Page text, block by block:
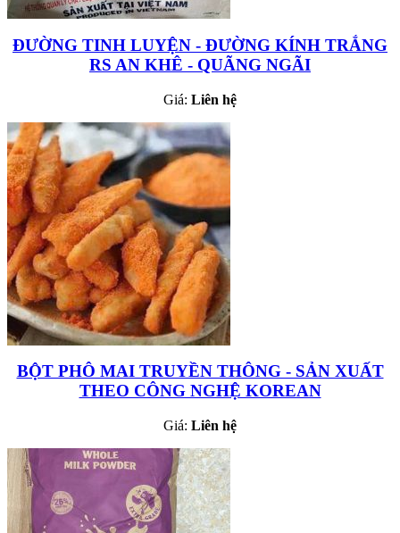
ĐƯỜNG TINH LUYỆN - ĐƯỜNG KÍNH TRẮNG
RS AN KHÊ - QUÃNG NGÃI
Giá: Liên hệ
BỘT PHÔ MAI TRUYỀN THÔNG - SẢN XUẤT
THEO CÔNG NGHỆ KOREAN
Giá: Liên hệ